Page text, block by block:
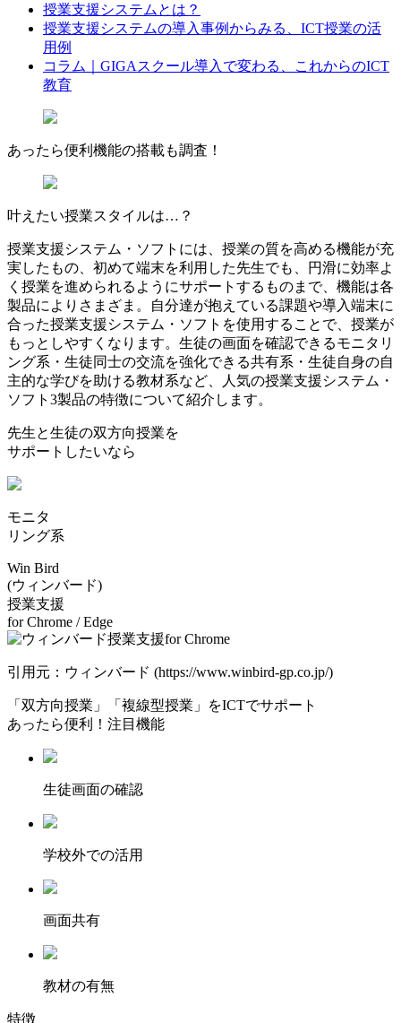
授業支援システムとは？
授業支援システムの導入事例からみる、ICT授業の活
用例
コラム｜GIGAスクール導入で変わる、これからのICT
教育
あったら便利機能の搭載も調査 ！
叶えたい授業スタイルは…？
授業支援システム・ソフトには、授業の質を高める機能が充
実したもの、初めて端末を利用した先生でも、円滑に効率よ
く授業を進められるようにサポートするものまで、機能は各
製品によりさまざま。自分達が抱えている課題や導入端末に
合った授業支援システム・ソフトを使用することで、授業が
もっとしやすくなります。生徒の画面を確認できるモニタリ
ング系・生徒同士の交流を強化できる共有系・生徒自身の自
主的な学びを助ける教材系など、人気の授業支援システム・
ソフト3製品の特徴について紹介します。
先生と生徒の双方向授業を
サポートしたいなら
モニタ
リング系
Win Bird
(ウィンバード)
授業⽀援
for Chrome / Edge
引用元：ウィンバード (https://www.winbird-gp.co.jp/)
「双方向授業」「複線型授業」をICTでサポート
あったら便利！注目機能
⽣徒画⾯の確認
学校外での活用
画面共有
教材の有無
特徴